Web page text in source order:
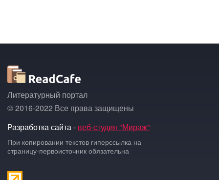
Литературный портал
© 2016-2022 Все права защищены
Разработка сайта - веб-студия "Мираж"
При копировании текстов гиперссылка на
страницу-первоисточник обязательна